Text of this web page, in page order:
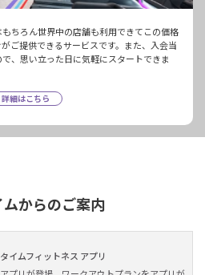
ちろん世界中の店舗も利用できてこの価格
ご提供できるサービスです。また、入会当
、思い立った日に気軽にスタートできま
詳細はこちら
からのご案内
イムフィットネス アプリ